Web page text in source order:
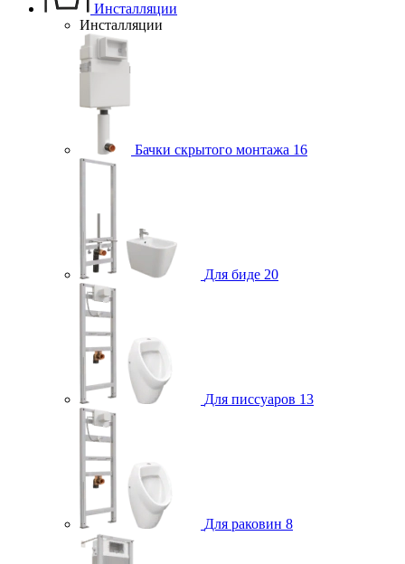
Инсталляции
Инсталляции
Бачки скрытого монтажа 16
Для биде 20
Для писсуаров 13
Для раковин 8